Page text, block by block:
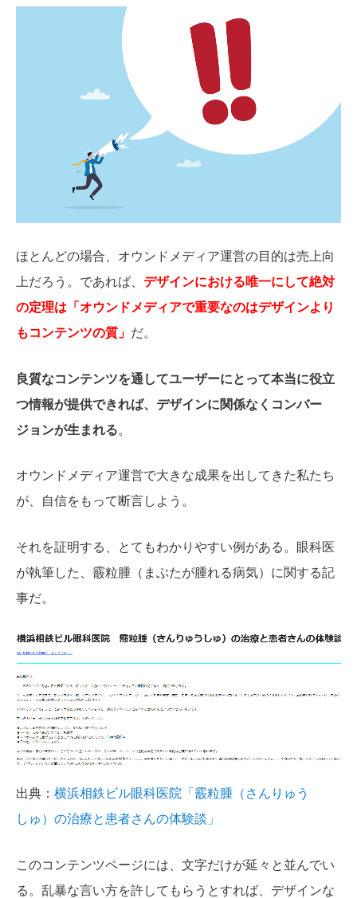
ほとんどの場合、オウンドメディア運営の目的は売上向
上だろう。であれば、 デザインにおける唯一にして絶対
の定理は「オウンドメディアで重要なのはデザインより
もコンテンツの質」 だ。
良質なコンテンツを通してユーザーにとって本当に役立
つ情報が提供できれば、デザインに関係なくコンバー
ジョンが生まれる。
オウンドメディア運営で大きな成果を出してきた私たち
が、自信をもって断言しよう。
それを証明する、とてもわかりやすい例がある。眼科医
が執筆した、霰粒腫（まぶたが腫れる病気）に関する記
事だ。
出典： 横浜相鉄ビル眼科医院「霰粒腫（さんりゅう
しゅ）の治療と患者さんの体験談」
このコンテンツページには、文字だけが延々と並んでい
る。乱暴な言い方を許してもらうとすれば、デザインな